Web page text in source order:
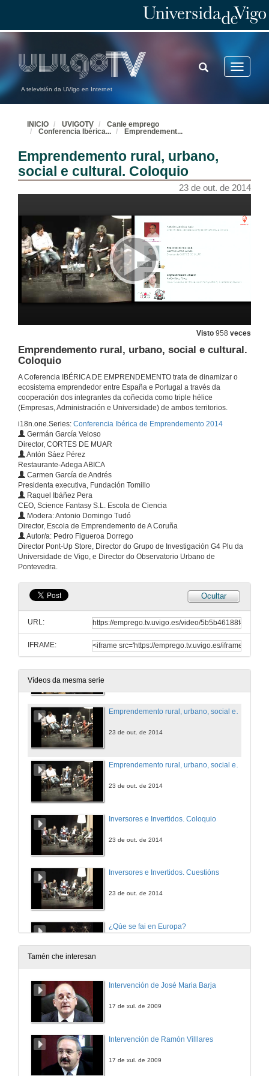
A televisión da UVigo en Internet
Toggle
TOGGLE
SEARCH
INICIO UVIGOTV
Canle emprego
Conferencia Ibérica... Emprendement...
Emprendemento rural, urbano,
social e cultural. Coloquio
23 de out. de 2014
Visto 958 veces
Emprendemento rural, urbano, social e cultural.
Coloquio
A Coferencia IBÉRICA DE EMPRENDEMENTO trata de dinamizar o
ecosistema emprendedor entre España e Portugal a través da
cooperación dos integrantes da coñecida como triple hélice
(Empresas, Administración e Universidade) de ambos territorios.
i18n.one.Series: Conferencia Ibérica de Emprendemento 2014
Germán García Veloso
Director, CORTES DE MUAR
Antón Sáez Pérez
Restaurante-Adega ABICA
Carmen García de Andrés
Presidenta executiva, Fundación Tomillo
Raquel Ibáñez Pera
CEO, Science Fantasy S.L. Escola de Ciencia
Modera: Antonio Domingo Tudó
Director, Escola de Emprendemento de A Coruña
Autor/a: Pedro Figueroa Dorrego
Director Pont-Up Store, Director do Grupo de Investigación G4 Plu da
Universidade de Vigo, e Director do Observatorio Urbano de
Pontevedra.
Ocultar
URL:
IFRAME:
Vídeos da mesma serie
Spot Pont-Up Store
25 de nov. de 2014
Reportaje Pont-Up Store
25 de nov. de 2014
Sesión de Apertura da Xornada Técnica
17 de xul. de 2015
Conferencia Inaugural
23 de out. de 2014
Conferencia Inaugural. Cuestións
23 de out. de 2014
O ecosistema emprendedor. Coloquio
Universidade e emprendemento
23 de out. de 2014
Universidade e emprendemento. Cuestións
23 de out. de 2014
Emprendemento rural, urbano, social e cultural. Cuestións
23 de out. de 2014
Inversores e Invertidos. Coloquio
23 de out. de 2014
Inversores e Invertidos. Cuestións
23 de out. de 2014
¿Qúe se fai en Europa?
23 de out. de 2014
Sesón de Apertura da Xornada Científica
Tamén che interesan
Intervención de José Maria Barja
17 de xul. de 2009
Intervención de Ramón Villlares
17 de xul. de 2009